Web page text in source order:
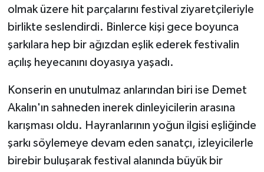
olmak üzere hit parçalarını festival ziyaretçileriyle
birlikte seslendirdi. Binlerce kişi gece boyunca
şarkılara hep bir ağızdan eşlik ederek festivalin
açılış heyecanını doyasıya yaşadı.
Konserin en unutulmaz anlarından biri ise Demet
Akalın'ın sahneden inerek dinleyicilerin arasına
karışması oldu. Hayranlarının yoğun ilgisi eşliğinde
şarkı söylemeye devam eden sanatçı, izleyicilerle
birebir buluşarak festival alanında büyük bir